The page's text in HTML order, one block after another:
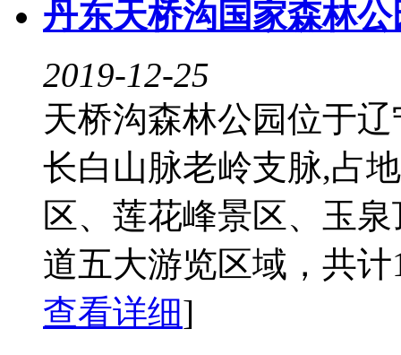
丹东天桥沟国家森林公
2019-12-25
天桥沟森林公园位于
长白山脉老岭支脉,占
区、莲花峰景区、玉
道五大游览区域，共
查看详细]